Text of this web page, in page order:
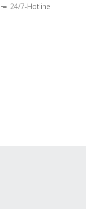
24/7-Hotline